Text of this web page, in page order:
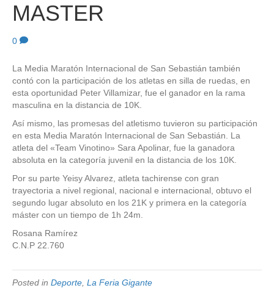
MASTER
0
La Media Maratón Internacional de San Sebastián también
contó con la participación de los atletas en silla de ruedas, en
esta oportunidad Peter Villamizar, fue el ganador en la rama
masculina en la distancia de 10K.
Así mismo, las promesas del atletismo tuvieron su participación
en esta Media Maratón Internacional de San Sebastián. La
atleta del «Team Vinotino» Sara Apolinar, fue la ganadora
absoluta en la categoría juvenil en la distancia de los 10K.
Por su parte Yeisy Alvarez, atleta tachirense con gran
trayectoria a nivel regional, nacional e internacional, obtuvo el
segundo lugar absoluto en los 21K y primera en la categoría
máster con un tiempo de 1h 24m.
Rosana Ramírez
C.N.P 22.760
Posted in Deporte La Feria Gigante